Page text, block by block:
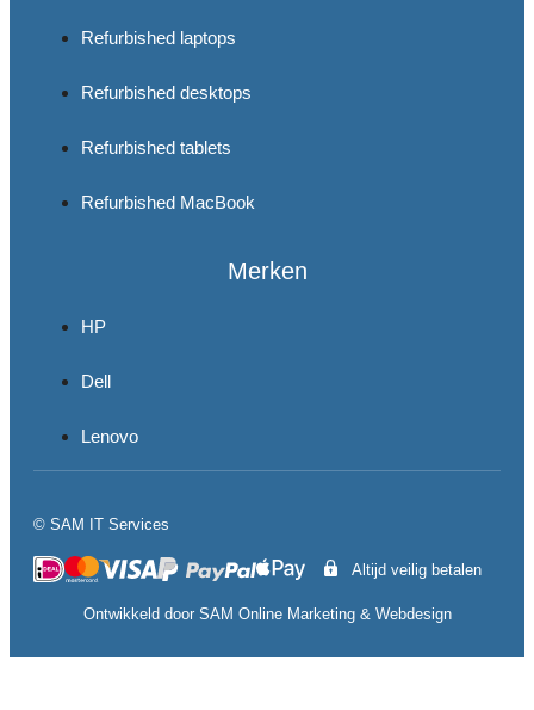
Refurbished laptops
Refurbished desktops
Refurbished tablets
Refurbished MacBook
Merken
HP
Dell
Lenovo
© SAM IT Services
Altijd veilig betalen
Ontwikkeld door SAM Online Marketing& Webdesign